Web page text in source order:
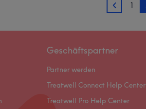
1 1
Geschäftspartner
Partner werden
Treatwell Connect Help Center
Treatwell Pro Help Center